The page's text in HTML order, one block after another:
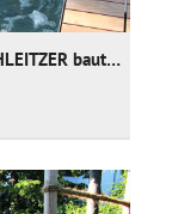
3. Platz - Kategorie Living-Pool - Firma: SCHLEITZER baut Gärten creativ & innovativ GmbH